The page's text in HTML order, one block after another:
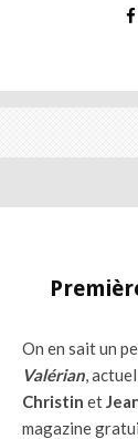
On en sait un
Valérian,
Christin et
magazine